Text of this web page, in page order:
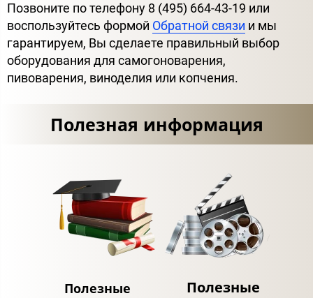
Позвоните по телефону 8 (495) 664-43-19 или
воспользуйтесь формой Обратной связи и мы
гарантируем, Вы сделаете правильный выбор
оборудования для самогоноварения,
пивоварения, виноделия или копчения.
Полезная информация
Полезные
Полезные